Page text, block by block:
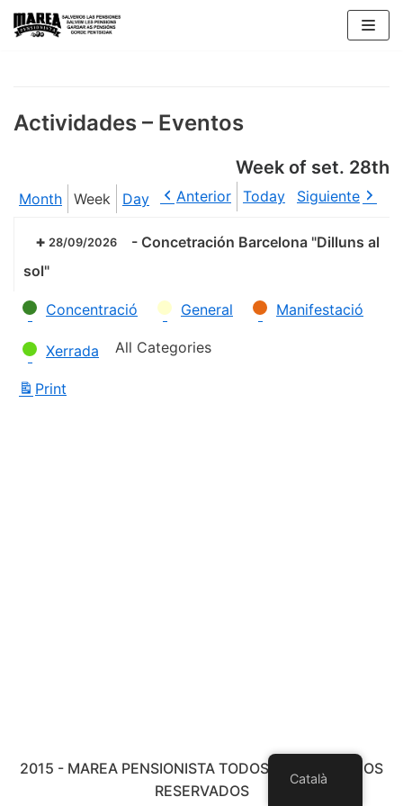
Skip
Actividades – Eventos
Week of set. 28th
Month Week Day Anterior Today Siguiente
28/09/2026 - Concetración Barcelona "Dilluns al
sol"
Categories
Concentració General Manifestació
Xerrada All Categories
Print
2015 - MAREA PENSIONISTA TODOS LOS DERECHOS
RESERVADOS
Català